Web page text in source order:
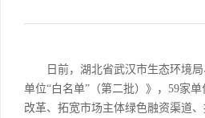
日前，湖北省武汉市生态环境局
单位“白名单”（第二批）》，59家
改革、拓宽市场主体绿色融资渠道